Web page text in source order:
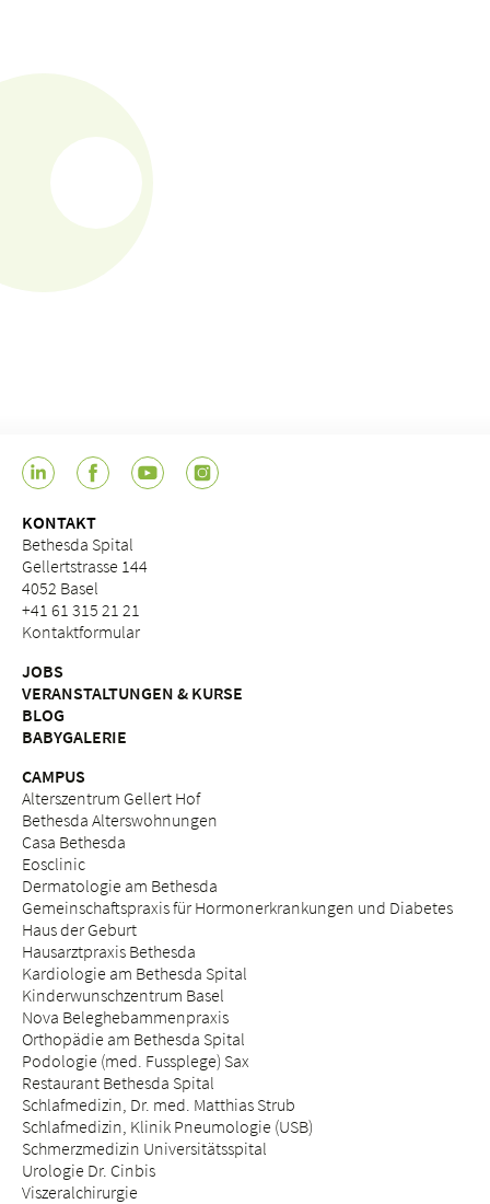
KONTAKT
Bethesda Spital
Gellertstrasse 144
4052 Basel
+41 61 315 21 21
Kontaktformular
JOBS
VERANSTALTUNGEN & KURSE
BLOG
BABYGALERIE
CAMPUS
Alterszentrum Gellert Hof
Bethesda Alterswohnungen
Casa Bethesda
Eosclinic
Dermatologie am Bethesda
Gemeinschaftspraxis für Hormonerkrankungen und Diabetes
Haus der Geburt
Hausarztpraxis Bethesda
Kardiologie am Bethesda Spital
Kinderwunschzentrum Basel
Nova Beleghebammenpraxis
Orthopädie am Bethesda Spital
Podologie (med. Fussplege) Sax
Restaurant Bethesda Spital
Schlafmedizin, Dr. med. Matthias Strub
Schlafmedizin, Klinik Pneumologie (USB)
Schmerzmedizin Universitätsspital
Urologie Dr. Cinbis
Viszeralchirurgie